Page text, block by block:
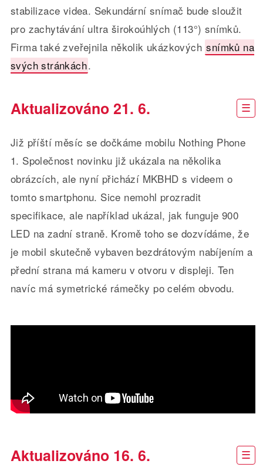
stabilizace videa. Sekundární snímač bude sloužit
pro zachytávání ultra širokoúhlých (113°) snímků.
Firma také zveřejnila několik ukázkových snímků na
svých stránkách.
Aktualizováno 21. 6.
Již příští měsíc se dočkáme mobilu Nothing Phone
1. Společnost novinku již ukázala na několika
obrázcích, ale nyní přichází MKBHD s videem o
tomto smartphonu. Sice nemohl prozradit
specifikace, ale například ukázal, jak funguje 900
LED na zadní straně. Kromě toho se dozvídáme, že
je mobil skutečně vybaven bezdrátovým nabíjením a
přední strana má kameru v otvoru v displeji. Ten
navíc má symetrické rámečky po celém obvodu.
Aktualizováno 16. 6.